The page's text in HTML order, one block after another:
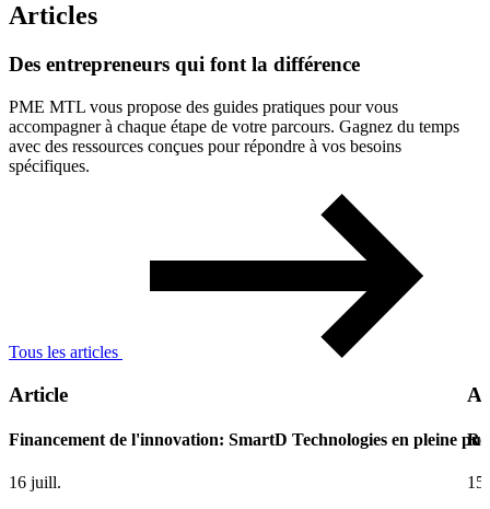
Articles
Des entrepreneurs qui font la différence
PME MTL vous propose des guides pratiques pour vous
accompagner à chaque étape de votre parcours. Gagnez du temps
avec des ressources conçues pour répondre à vos besoins
spécifiques.
Tous les articles
Article
Financement de l'innovation: SmartD Technologies en pleine
16 juill.
15